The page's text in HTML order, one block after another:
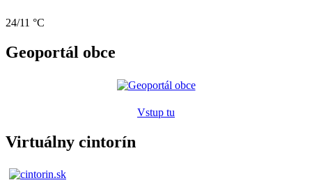
24/11 °C
Geoportál obce
Vstup tu
Virtuálny cintorín